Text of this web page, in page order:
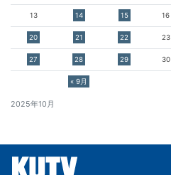
2025年10月
« 9月
13 14 15 16
20 21 22 23
27 28 29 30